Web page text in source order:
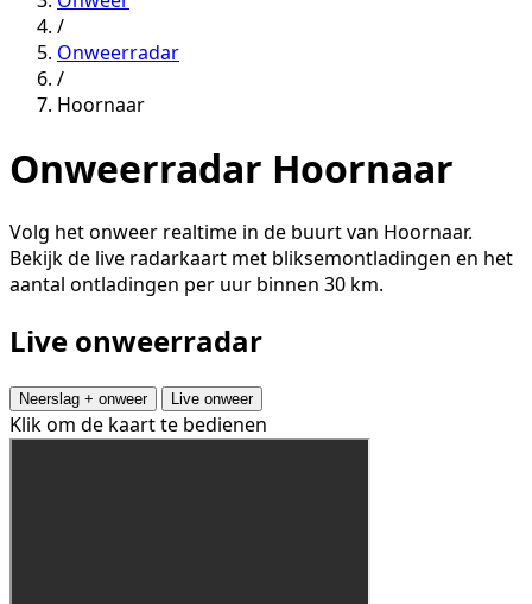
/
Onweerradar
/
Hoornaar
Onweerradar Hoornaar
Volg het onweer realtime in de buurt van Hoornaar.
Bekijk de live radarkaart met bliksemontladingen en het
aantal ontladingen per uur binnen 30 km.
Live onweerradar
Neerslag + onweer Live onweer
Klik om de kaart te bedienen